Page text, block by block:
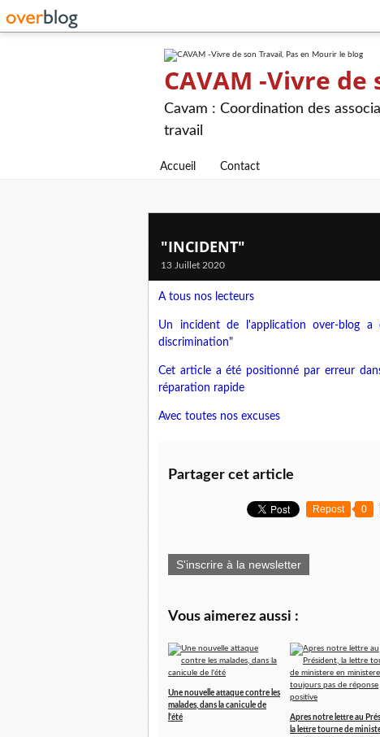
CAVAM -Vivre
Cavam : Coordination des
travail
Accueil Contact
"INCIDENT"
13 Juillet 2020
A tous nos lecteurs
Un incident de l'application over-blog
discrimination"
Cet article a été positionné par erreur
réparation rapide
Avec toutes nos excuses
Partager cet article
Repost 0
S'inscrire à la newsletter
Vous aimerez aussi :
Une nouvelle attaque contre les
malades, dans la canicule de
l'été
Apres notre lettre au
la lettre tourne de